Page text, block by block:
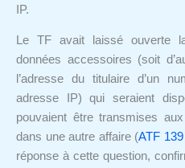
IP.
Le TF avait laissé ouverte
données accessoires (soit
l’adresse du titulaire d’un
adresse IP) qui seraient
pouvaient être transmises
dans une autre affaire (ATF
réponse à cette question,